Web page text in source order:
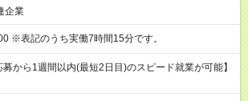
企業
8:30～17:00 ※表記のうち実働7時間15分です。
から1週間以内(最短2日目)のスピード就業が可能】